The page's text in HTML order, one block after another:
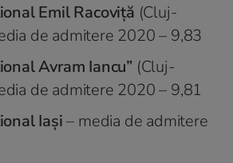
Emil Racoviță (Cluj-
de admitere 2020 – 9,83
Avram Iancu” (Cluj-
de admitere 2020 – 9,81
Iași– media de admitere